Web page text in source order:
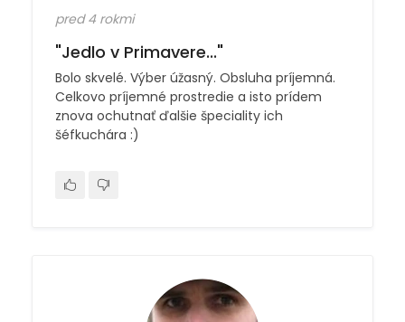
pred 4 rokmi
"Jedlo v Primavere..."
Bolo skvelé. Výber úžasný. Obsluha príjemná.
Celkovo príjemné prostredie a isto prídem
znova ochutnať ďalšie špeciality ich
šéfkuchára :)